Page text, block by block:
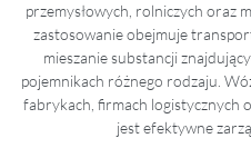
przemysłowych, rolniczych oraz
zastosowanie obejmuje
mieszanie substancji
pojemnikach różnego rodzaju.
fabrykach, firmach logistycznych
jest efektywne